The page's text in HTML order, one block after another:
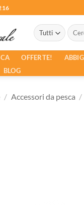
Cerca:
OFFERTE!
BLOG
/ Accessori da pesca /